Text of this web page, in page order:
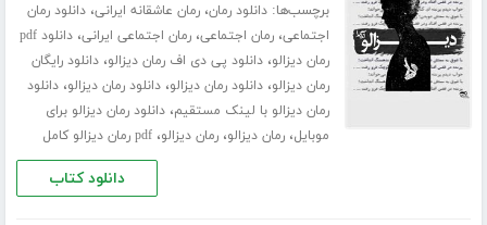
برچسب‌ها:دانلود رمان،رمان عاشقانه ایرانی،دانلود رمان
اجتماعی،رمان اجتماعی،رمان اجتماعی ایرانی،
دانلود pdf
رمان دیزالو،دانلود پی دی اف رمان دیزالو،دانلود رایگان
رمان دیزالو،دانلود رمان دیزالو،دانلود رمان دیزالو،دانلود
رمان دیزالو با لینک مستقیم،دانلود رمان دیزالو برای
موبایل،رمان دیزالو،رمان دیزالو،pdf رمان دیزالو کامل
دانلود کتاب